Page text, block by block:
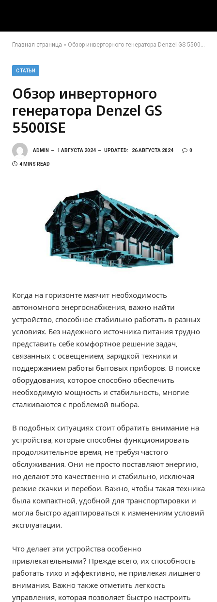
Главная страница » Обзор инверторного генератора Denzel GS 5500ISE
СТАТЬИ
Обзор инверторного
генератора Denzel GS
5500ISE
ADMIN 1 АВГУСТА 2024 UPDATED: 26 АВГУСТА 2024 0
4 MINS READ
Когда на горизонте маячит необходимость
автономного энергоснабжения, важно найти
устройство, способное стабильно работать в разных
условиях. Без надежного источника питания трудно
представить себе комфортное решение задач,
связанных с освещением, зарядкой техники и
поддержанием работы бытовых приборов. В поиске
оборудования, которое способно обеспечить
необходимую мощность и стабильность, многие
сталкиваются с проблемой выбора.
В подобных ситуациях стоит обратить внимание на
устройства, которые способны функционировать
продолжительное время, не требуя частого
обслуживания. Они не просто поставляют энергию,
но делают это качественно и стабильно, исключая
резкие скачки и перебои. Важно, чтобы такая техника
была компактной, удобной для транспортировки и
могла быстро адаптироваться к изменениям условий
эксплуатации.
Что делает эти устройства особенно
привлекательными? Прежде всего, их способность
работать тихо и эффективно, не привлекая лишнего
внимания. Важно также отметить легкость
управления, которая позволяет быстро настроить